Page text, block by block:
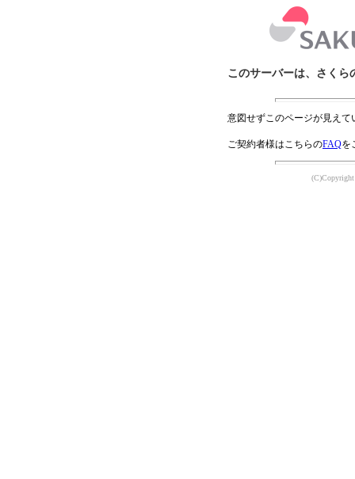
このサーバーは、さくら
意図せずこのページが見え
ご契約者様はこちらのFAQを